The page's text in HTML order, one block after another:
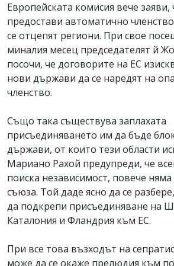
Европейската комисия вече заяви,
предостави автоматично
се отцепят региони. При свое
миналия месец председателят й
посочи, че договорите на ЕС
нови държави да се наредят на
членство.
Също така съществува заплахата
присъединяването им да бъде
държави, от които тези области
Мариано Рахой предупреди, че
поиска независимост, повече няма
съюза. Той даде ясно да се
да подкрепи присъединяване на
Каталония и Фландрия към ЕС.
При все това възходът на
може да се окаже прелюдия към